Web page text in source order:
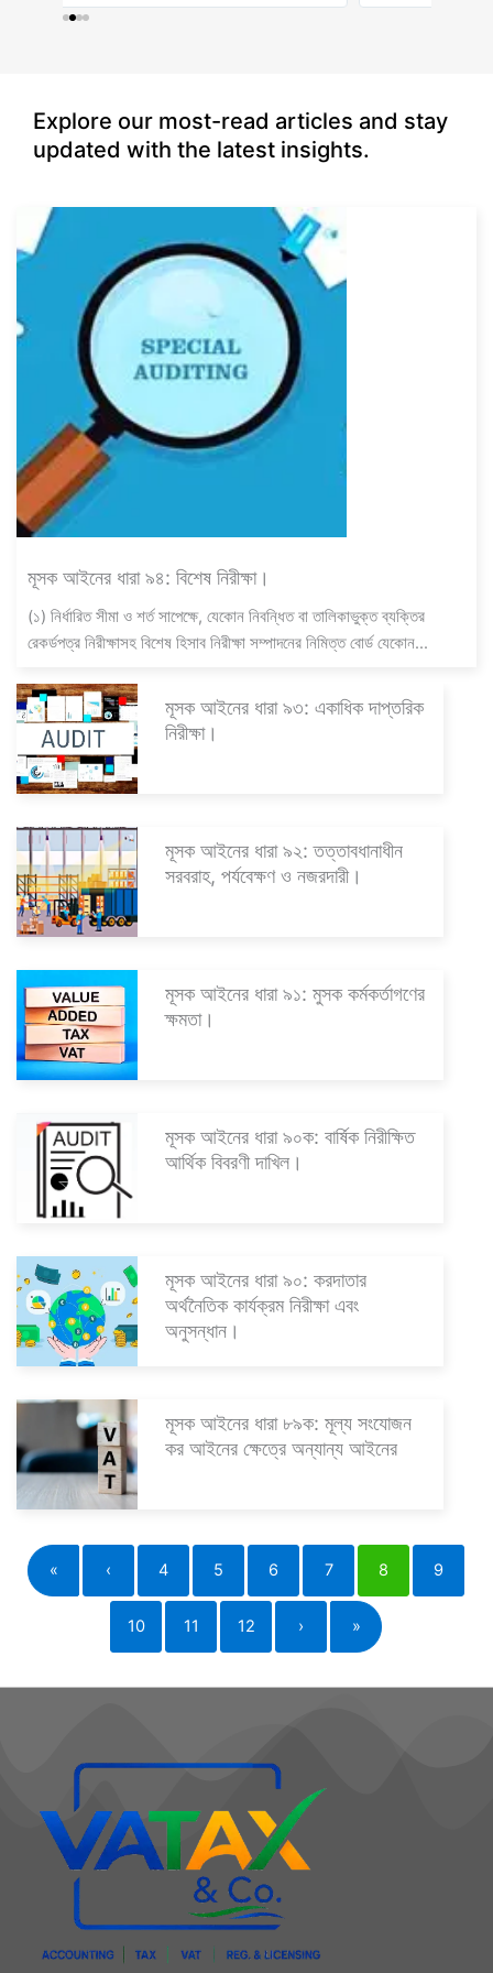
Explore our most-read articles and stay
updated with the latest insights.
মূসক আইনের ধারা ৯৪: বিশেষ নিরীক্ষা।
(১) নির্ধারিত সীমা ও শর্ত সাপেক্ষে, যেকোন নিবন্ধিত বা তালিকাভুক্ত ব্যক্তির
রেকর্ডপত্র নিরীক্ষাসহ বিশেষ হিসাব নিরীক্ষা সম্পাদনের নিমিত্ত বোর্ড যেকোন...
মূসক আইনের ধারা ৯৩: একাধিক দাপ্তরিক
নিরীক্ষা।
মূসক আইনের ধারা ৯২: তত্তাবধানাধীন
সরবরাহ, পর্যবেক্ষণ ও নজরদারী।
মূসক আইনের ধারা ৯১: মুসক কর্মকর্তাগণের
ক্ষমতা।
মূসক আইনের ধারা ৯০ক: বার্ষিক নিরীক্ষিত
আর্থিক বিবরণী দাখিল।
মূসক আইনের ধারা ৯০: করদাতার
অর্থনৈতিক কার্যক্রম নিরীক্ষা এবং
অনুসন্ধান।
মূসক আইনের ধারা ৮৯ক: মূল্য সংযোজন
কর আইনের ক্ষেত্রে অন্যান্য আইনের
« ‹ 4 5 6 7 8 9
10 11 12 › »